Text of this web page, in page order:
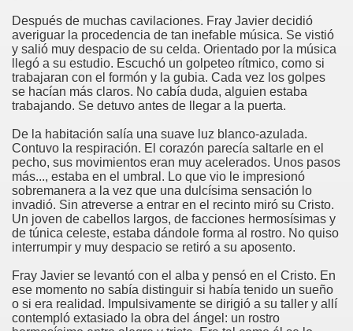
Después de muchas cavilaciones. Fray Javier decidió
averiguar la procedencia de tan inefable música. Se vistió
y salió muy despacio de su celda. Orientado por la música
llegó a su estudio. Escuchó un golpeteo rítmico, como si
trabajaran con el formón y la gubia. Cada vez los golpes
se hacían más claros. No cabía duda, alguien estaba
trabajando. Se detuvo antes de llegar a la puerta.
De la habitación salía una suave luz blanco-azulada.
Contuvo la respiración. El corazón parecía saltarle en el
pecho, sus movimientos eran muy acelerados. Unos pasos
más..., estaba en el umbral. Lo que vio le impresionó
sobremanera a la vez que una dulcísima sensación lo
invadió. Sin atreverse a entrar en el recinto miró su Cristo.
Un joven de cabellos largos, de facciones hermosísimas y
de túnica celeste, estaba dándole forma al rostro. No quiso
interrumpir y muy despacio se retiró a su aposento.
Fray Javier se levantó con el alba y pensó en el Cristo. En
ese momento no sabía distinguir si había tenido un sueño
o si era realidad. Impulsivamente se dirigió a su taller y allí
contempló extasiado la obra del ángel: un rostro